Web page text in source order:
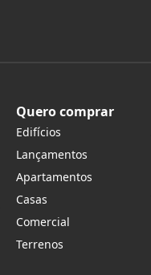
Quero comprar
Edifícios
Lançamentos
Apartamentos
Casas
Comercial
Terrenos